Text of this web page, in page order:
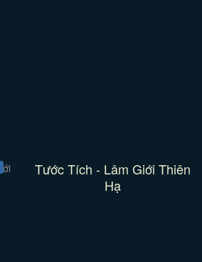
Tước Tích - Lâm Giới Thiên
Hạ